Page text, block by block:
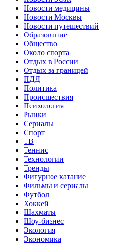
Новости медицины
Новости Москвы
Новости путешествий
Образование
Общество
Около спорта
Отдых в России
Отдых за границей
ПДД
Политика
Происшествия
Психология
Рынки
Сериалы
Спорт
ТВ
Теннис
Технологии
Тренды
Фигурное катание
Фильмы и сериалы
Футбол
Хоккей
Шахматы
Шоу-бизнес
Экология
Экономика